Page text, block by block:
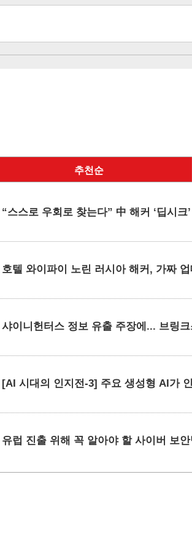
추천순
“스스로 우회로 찾는다” 中 해커 ‘딥시
호텔 와이파이 노린 러시아 해커, 가짜
샤이니헌터스 정보 유출 주장에... 브링
[AI 시대의 인지전-3] 주요 생성형 AI가
유럽 진출 위해 꼭 알아야 할 사이버 보안